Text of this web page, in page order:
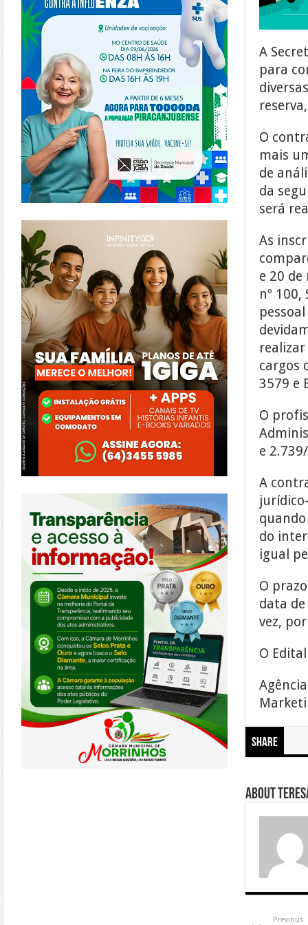
A
para
O
mais
de
da
será
As
e 20 de
nº
cargos
3579 e
O
e
A
do
igual
O
data
vez,
O
Share
About
Previous
https://www.infinitygo.com.br/
https://morrinhos.go.leg.br/